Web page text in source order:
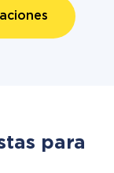
para